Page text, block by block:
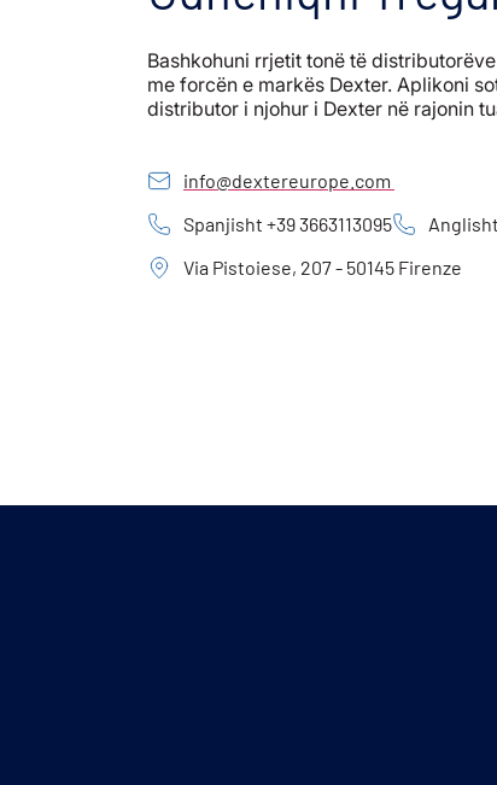
Bashkohuni rrjetit tonë të
me forcën e markës Dexter. Aplikoni
distributor i njohur i Dexter në rajonin
info@dextereurope.com
Spanjisht +39 3663113095
Via Pistoiese, 207 - 50145 Firenze